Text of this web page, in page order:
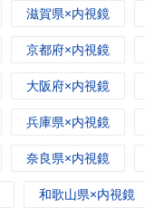
滋賀県×内視鏡
京都府×内視鏡
大阪府×内視鏡
兵庫県×内視鏡
奈良県×内視鏡
和歌山県×内視鏡